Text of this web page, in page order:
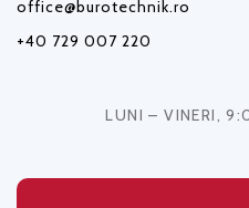
office@burotechnik.ro
+40 729 007 220
LUNI – VINERI,